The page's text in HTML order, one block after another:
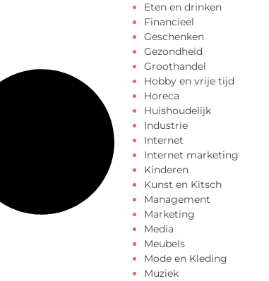
Eten en drinken
Financieel
Geschenken
Gezondheid
Groothandel
Hobby en vrije tijd
Horeca
Huishoudelijk
Industrie
Internet
Internet marketing
Kinderen
Kunst en Kitsch
Management
Marketing
Media
Meubels
Mode en Kleding
Muziek